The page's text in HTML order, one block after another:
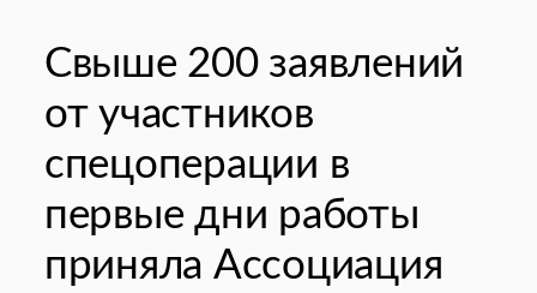
Свыше 200 заявлений
от участников
спецоперации в
первые дни работы
приняла Ассоциация